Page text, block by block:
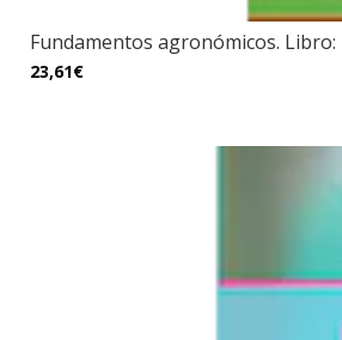
Fundamentos agronómicos.
23,61€